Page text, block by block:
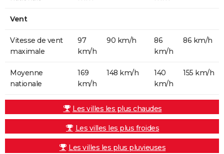
Vent
Vitesse de vent
maximale
97
km/h
90 km/h
86
km/h
86 km/h
Moyenne
nationale
169
km/h
148 km/h
140
km/h
155 km/h
Les villes les plus chaudes
Les villes les plus froides
Les villes les plus pluvieuses